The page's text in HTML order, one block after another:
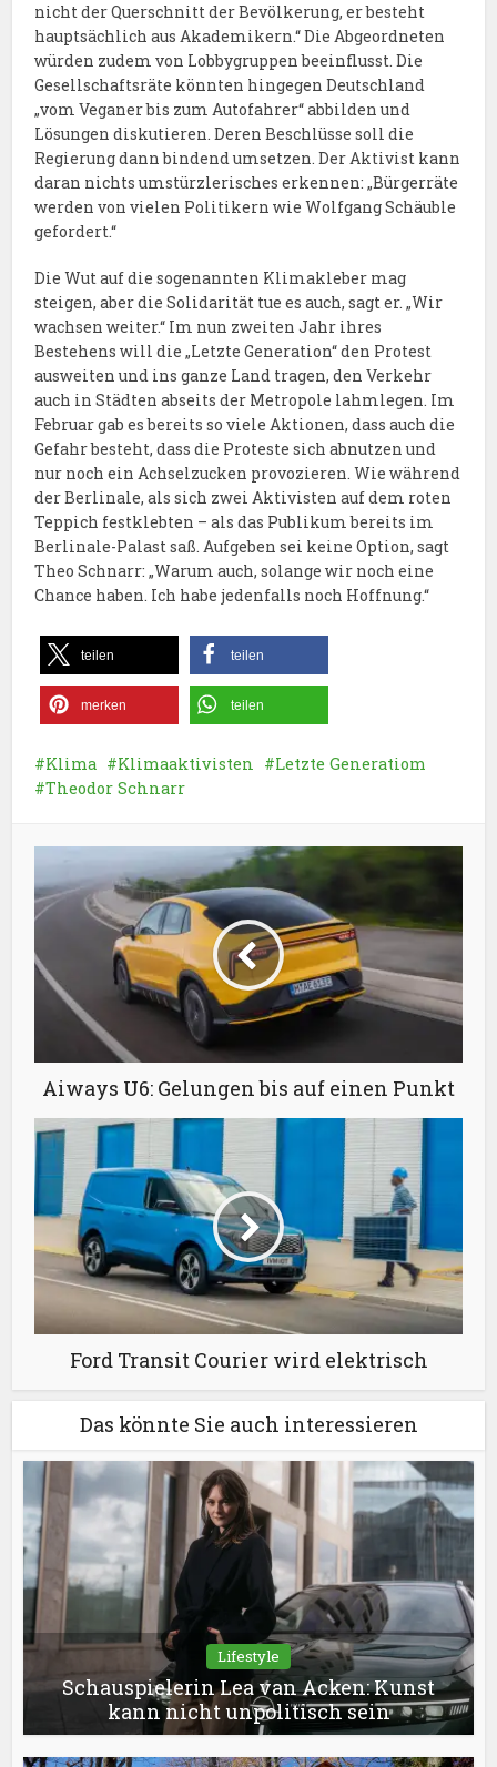
nicht der Querschnitt der Bevölkerung, er besteht
hauptsächlich aus Akademikern.“ Die Abgeordneten
würden zudem von Lobbygruppen beeinflusst. Die
Gesellschaftsräte könnten hingegen Deutschland
„vom Veganer bis zum Autofahrer“ abbilden und
Lösungen diskutieren. Deren Beschlüsse soll die
Regierung dann bindend umsetzen. Der Aktivist kann
daran nichts umstürzlerisches erkennen: „Bürgerräte
werden von vielen Politikern wie Wolfgang Schäuble
gefordert.“
Die Wut auf die sogenannten Klimakleber mag
steigen, aber die Solidarität tue es auch, sagt er. „Wir
wachsen weiter.“ Im nun zweiten Jahr ihres
Bestehens will die „Letzte Generation“ den Protest
ausweiten und ins ganze Land tragen, den Verkehr
auch in Städten abseits der Metropole lahmlegen. Im
Februar gab es bereits so viele Aktionen, dass auch die
Gefahr besteht, dass die Proteste sich abnutzen und
nur noch ein Achselzucken provozieren. Wie während
der Berlinale, als sich zwei Aktivisten auf dem roten
Teppich festklebten – als das Publikum bereits im
Berlinale-Palast saß. Aufgeben sei keine Option, sagt
Theo Schnarr: „Warum auch, solange wir noch eine
Chance haben. Ich habe jedenfalls noch Hoffnung.“
teilen teilen
merken teilen
Klima Klimaaktivisten
Letzte Generatiom
Theodor Schnarr
Aiways U6: Gelungen bis auf einen Punkt
Ford Transit Courier wird elektrisch
Das könnte Sie auch interessieren
Lifestyle
Schauspielerin Lea van Acken: Kunst
kann nicht unpolitisch sein